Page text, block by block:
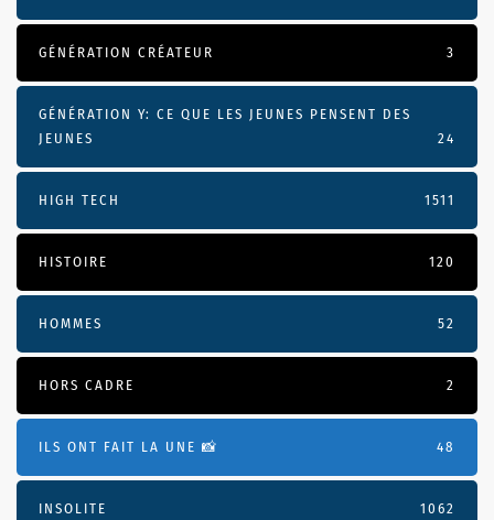
GÉNÉRATION CRÉATEUR 3
GÉNÉRATION Y: CE QUE LES JEUNES PENSENT DES
JEUNES
24
HIGH TECH 1511
HISTOIRE 120
HOMMES 52
HORS CADRE 2
ILS ONT FAIT LA UNE 📸 48
INSOLITE 1062